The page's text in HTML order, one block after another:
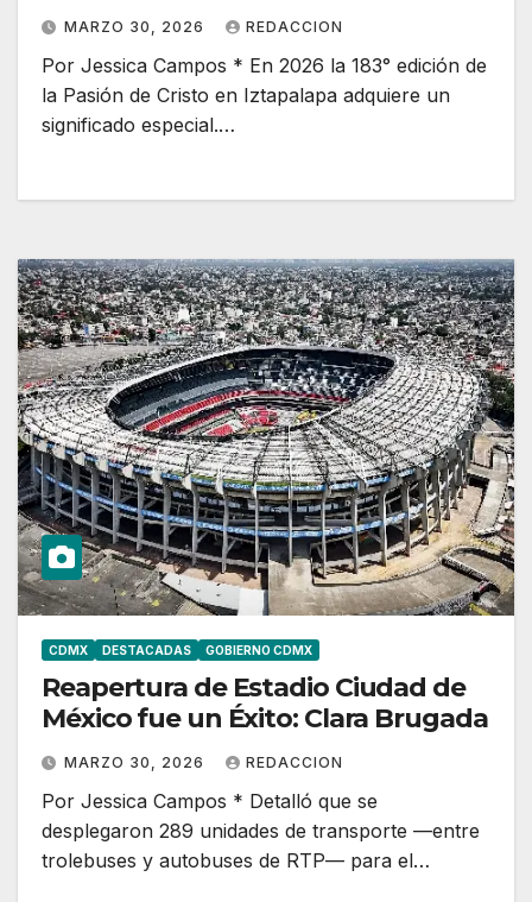
MARZO 30, 2026 REDACCION
Por Jessica Campos * En 2026 la 183° edición de
la Pasión de Cristo en Iztapalapa adquiere un
significado especial.…
CDMX DESTACADAS GOBIERNO CDMX
Reapertura de Estadio Ciudad de
México fue un Éxito: Clara Brugada
MARZO 30, 2026 REDACCION
Por Jessica Campos * Detalló que se
desplegaron 289 unidades de transporte —entre
trolebuses y autobuses de RTP— para el…